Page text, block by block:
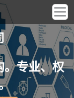
。专业、权